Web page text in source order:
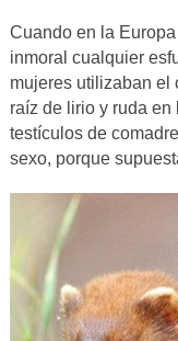
Cuando en la
inmoral cualquier
mujeres utilizaban el
raíz de lirio y ruda en
testículos de
sexo, porque